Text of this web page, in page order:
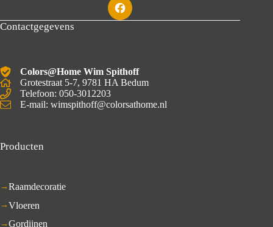
Contactgegevens
Colors@Home Wim Spithoff
Grotestraat 5-7, 9781 HA Bedum
Telefoon: 050-3012203
E-mail: wimspithoff@colorsathome.nl
Producten
Raamdecoratie
Vloeren
Gordijnen